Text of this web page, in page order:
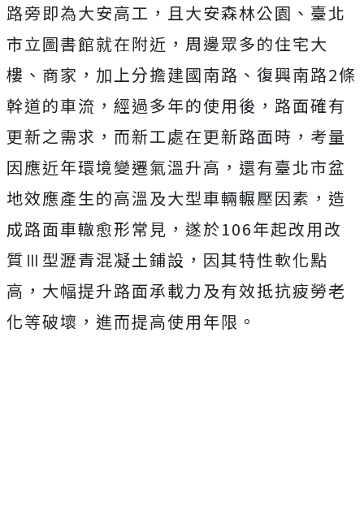
路旁即為大安高工，且大安森林公園、臺北
市立圖書館就在附近，周邊眾多的住宅大
樓、商家，加上分擔建國南路、復興南路2條
幹道的車流，經過多年的使用後，路面確有
更新之需求，而新工處在更新路面時，考量
因應近年環境變遷氣溫升高，還有臺北市盆
地效應產生的高溫及大型車輛輾壓因素，造
成路面車轍愈形常見，遂於106年起改用改
質Ⅲ型瀝青混凝土鋪設，因其特性軟化點
高，大幅提升路面承載力及有效抵抗疲勞老
化等破壞，進而提高使用年限。